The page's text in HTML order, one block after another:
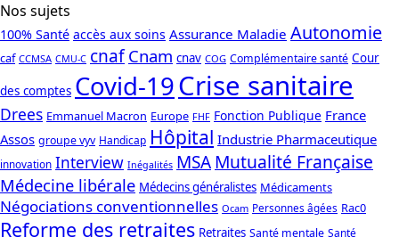
Nos sujets
100% Santé accès aux soins Assurance Maladie Autonomie
caf CCMSA CMU-C cnaf Cnam cnav COG Complémentaire santé Cour
des comptes Covid-19Crise sanitaire
Drees Emmanuel Macron Europe FHF Fonction Publique France
Assos groupe vyv Handicap Hôpital Industrie Pharmaceutique
innovation Interview Inégalités MSAMutualité Française
Médecine libérale Médecins généralistes Médicaments
Négociations conventionnelles Ocam Personnes âgées Rac0
Reforme des retraites Retraites Santé mentale Santé